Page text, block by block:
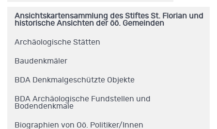
Ansichtskartensammlung des Stiftes St. Florian und
historische Ansichten der öö. Gemeinden
Archäologische Stätten
Baudenkmäler
BDA Denkmalgeschützte Objekte
BDA Archäologische Fundstellen und
Bodendenkmale
Biographien von Oö. Politiker/Innen